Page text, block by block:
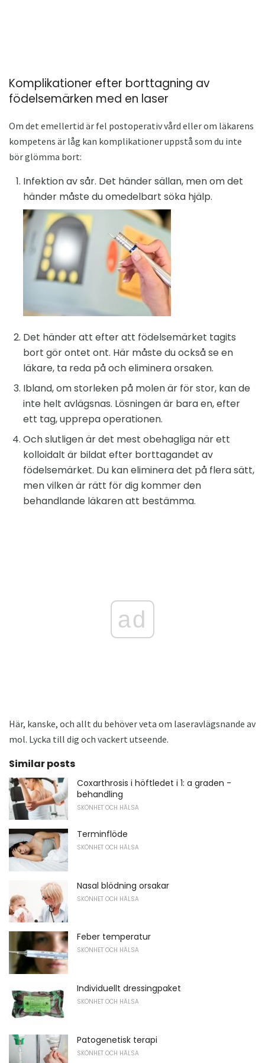
Komplikationer efter borttagning av
födelsemärken med en laser
Om det emellertid är fel postoperativ vård eller om läkarens
kompetens är låg kan komplikationer uppstå som du inte
bör glömma bort:
Infektion av sår. Det händer sällan, men om det
händer måste du omedelbart söka hjälp.
Det händer att efter att födelsemärket tagits
bort gör ontet ont. Här måste du också se en
läkare, ta reda på och eliminera orsaken.
Ibland, om storleken på molen är för stor, kan de
inte helt avlägsnas. Lösningen är bara en, efter
ett tag, upprepa operationen.
Och slutligen är det mest obehagliga när ett
kolloidalt är bildat efter borttagandet av
födelsemärket. Du kan eliminera det på flera sätt,
men vilken är rätt för dig kommer den
behandlande läkaren att bestämma.
ad
Här, kanske, och allt du behöver veta om laseravlägsnande av
mol. Lycka till dig och vackert utseende.
Similar posts
Coxarthrosis i höftledet i 1: a graden -
behandling
SKÖNHET OCH HÄLSA
Terminflöde
SKÖNHET OCH HÄLSA
Nasal blödning orsakar
SKÖNHET OCH HÄLSA
Feber temperatur
SKÖNHET OCH HÄLSA
Individuellt dressingpaket
SKÖNHET OCH HÄLSA
Patogenetisk terapi
SKÖNHET OCH HÄLSA